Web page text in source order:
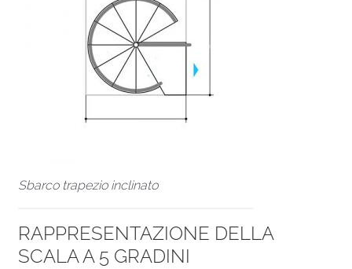
Sbarco trapezio inclinato
RAPPRESENTAZIONE DELLA
SCALA A 5 GRADINI